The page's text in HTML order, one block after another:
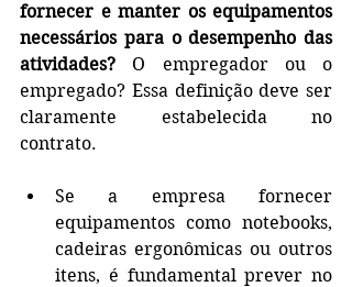
fornecer e manter os equipamentos
necessários para o desempenho das
atividades? O empregador ou o
empregado? Essa definição deve ser
claramente estabelecida no
contrato.
Se a empresa fornecer
equipamentos como notebooks,
cadeiras ergonômicas ou outros
itens, é fundamental prever no